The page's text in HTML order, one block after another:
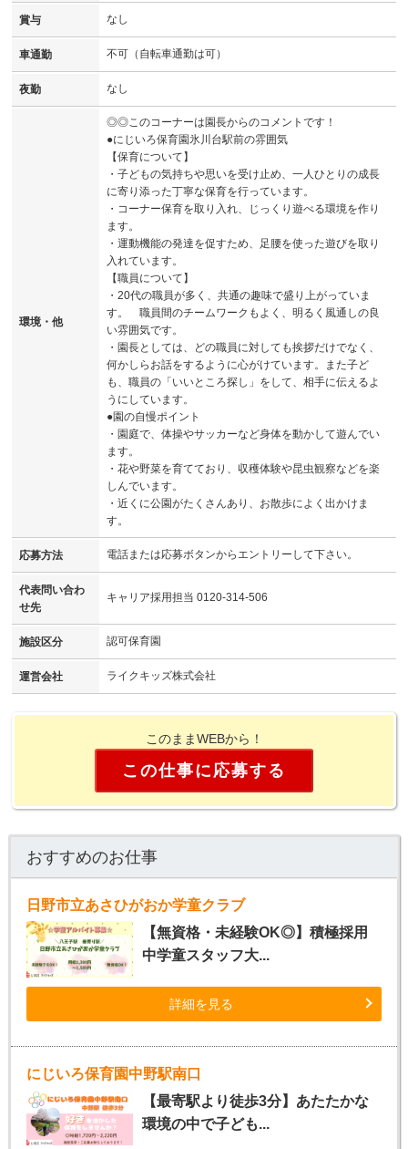
賞与 なし
車通勤 不可（自転車通勤は可）
夜勤 なし
環境・他
◎◎このコーナーは園長からのコメントです！
●にじいろ保育園氷川台駅前の雰囲気
【保育について】
・子どもの気持ちや思いを受け止め、一人ひとりの成長
に寄り添った丁寧な保育を行っています。
・コーナー保育を取り入れ、じっくり遊べる環境を作り
ます。
・運動機能の発達を促すため、足腰を使った遊びを取り
入れています。
【職員について】
・20代の職員が多く、共通の趣味で盛り上がっていま
す。 職員間のチームワークもよく、明るく風通しの良
い雰囲気です。
・園長としては、どの職員に対しても挨拶だけでなく、
何かしらお話をするように心がけています。また子ど
も、職員の「いいところ探し」をして、相手に伝えるよ
うにしています。
●園の自慢ポイント
・園庭で、体操やサッカーなど身体を動かして遊んでい
ます。
・花や野菜を育てており、収穫体験や昆虫観察などを楽
しんでいます。
・近くに公園がたくさんあり、お散歩によく出かけま
す。
応募方法 電話または応募ボタンからエントリーして下さい。
代表問い合わ
せ先
キャリア採用担当 0120-314-506
施設区分 認可保育園
運営会社 ライクキッズ株式会社
このままWEBから！
この仕事に応募する
おすすめのお仕事
日野市立あさひがおか学童クラブ
【無資格・未経験OK◎】積極採用
中学童スタッフ大...
詳細を見る
にじいろ保育園中野駅南口
【最寄駅より徒歩3分】あたたかな
環境の中で子ども...